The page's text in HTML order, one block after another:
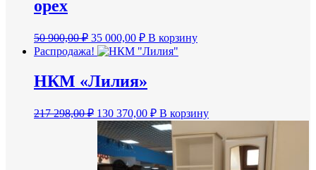
орех
50 900,00₽ Первоначальная
цена
составляла
50
900,00 ₽.
35 000,00 ₽Текущая
цена:
35
В корзину
Распродажа!
НКМ «Лилия»
217 298,00₽ Первоначальная
цена
составляла
217
298,00 ₽.
130 370,00 ₽Текущая
цена:
130
370,00 ₽.
В корзину